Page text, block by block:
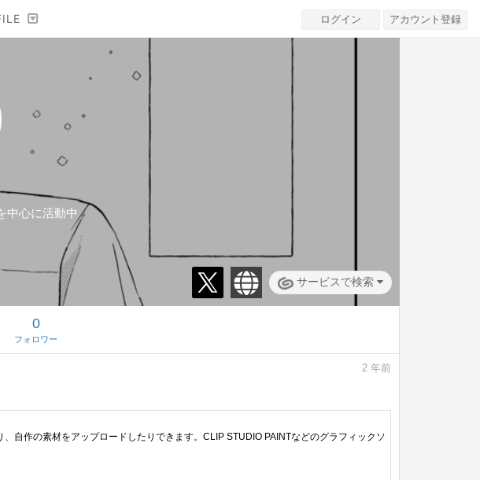
ログイン アカウント登録
中心に活動中
サービスで検索
0
フォロワー
2 年前
自作の素材をアップロードしたりできます。CLIP STUDIO PAINTなどのグラフィックソ